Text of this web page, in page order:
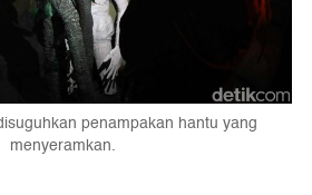
penampakan hantu yang
menyeramkan.